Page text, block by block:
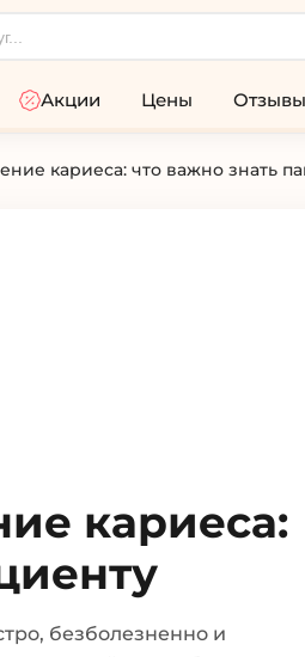
Акции Цены Отзывы
кариеса: что важно знать
кариеса:
безболезненно и